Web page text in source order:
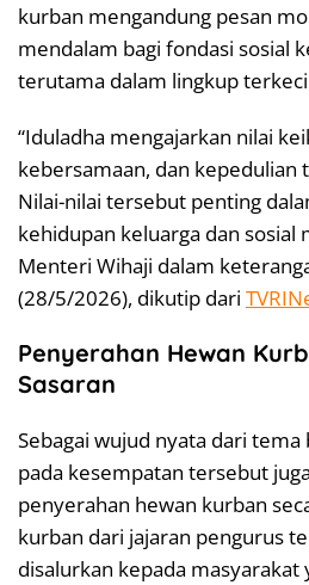
kurban mengandung pesan
mendalam bagi fondasi sosial
terutama dalam lingkup
“Iduladha mengajarkan nilai
kebersamaan, dan kepedulian
Nilai-nilai tersebut penting
kehidupan keluarga dan sosial
Menteri Wihaji dalam
(28/5/2026), dikutip dari
Penyerahan Hewan
Sasaran
Sebagai wujud nyata dari tema
pada kesempatan tersebut
penyerahan hewan kurban
kurban dari jajaran pengurus
disalurkan kepada masyarakat